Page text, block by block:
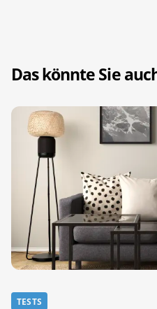
Das könnte Sie
TESTS